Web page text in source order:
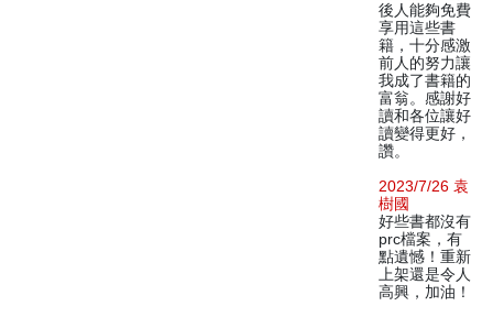
後人能夠免費
享用這些書
籍，十分感激
前人的努力讓
我成了書籍的
富翁。感謝好
讀和各位讓好
讀變得更好，
讚。
2023/7/26 袁
樹國
好些書都沒有
prc檔案，有
點遺憾！重新
上架還是令人
高興，加油！